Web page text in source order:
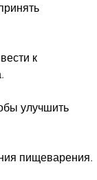
к
улучшить
пищеварения.